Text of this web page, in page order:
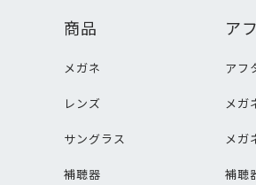
商品
メガネ
レンズ
サングラス
補聴器
ア
アフ
メガ
メガ
補聴